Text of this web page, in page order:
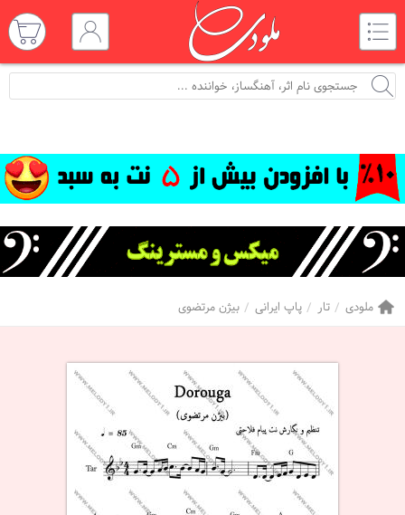
ملودی تار پاپ ایرانی بیژن مرتضوی